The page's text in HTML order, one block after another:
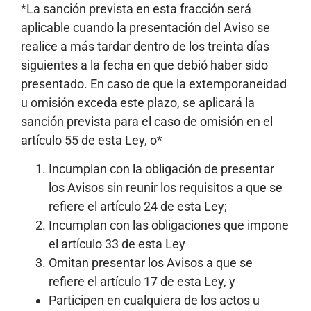
*La sanción prevista en esta fracción será
aplicable cuando la presentación del Aviso se
realice a más tardar dentro de los treinta días
siguientes a la fecha en que debió haber sido
presentado. En caso de que la extemporaneidad
u omisión exceda este plazo, se aplicará la
sanción prevista para el caso de omisión en el
artículo 55 de esta Ley, o*
Incumplan con la obligación de presentar
los Avisos sin reunir los requisitos a que se
refiere el artículo 24 de esta Ley;
Incumplan con las obligaciones que impone
el artículo 33 de esta Ley
Omitan presentar los Avisos a que se
refiere el artículo 17 de esta Ley, y
Participen en cualquiera de los actos u